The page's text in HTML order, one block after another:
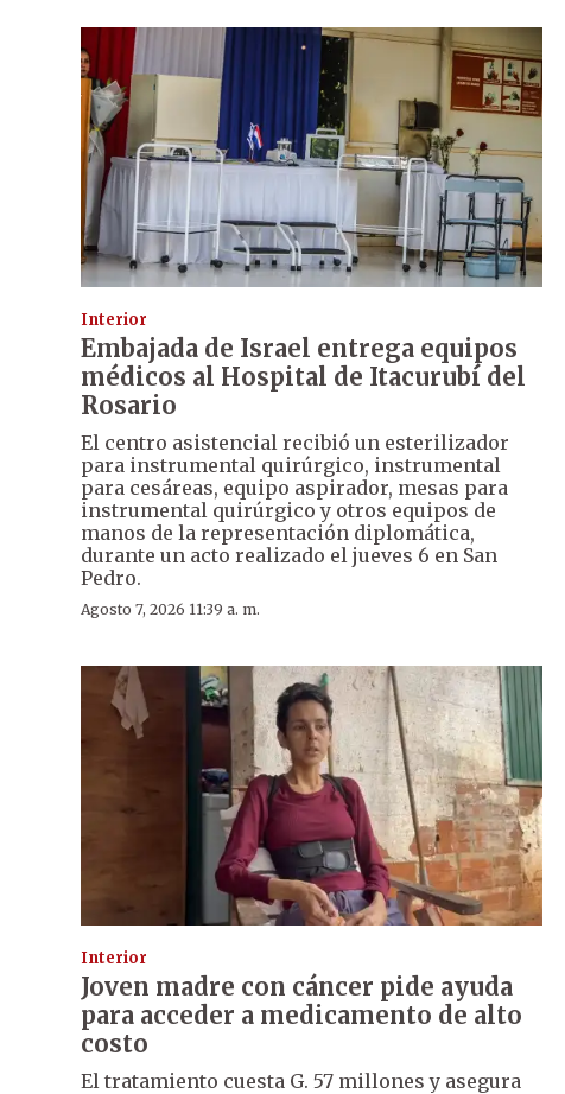
Interior
Embajada de Israel entrega equipos
médicos al Hospital de Itacurubí del
Rosario
El centro asistencial recibió un esterilizador
para instrumental quirúrgico, instrumental
para cesáreas, equipo aspirador, mesas para
instrumental quirúrgico y otros equipos de
manos de la representación diplomática,
durante un acto realizado el jueves 6 en San
Pedro.
Agosto 7, 2026 11:39 a. m.
Interior
Joven madre con cáncer pide ayuda
para acceder a medicamento de alto
costo
El tratamiento cuesta G. 57 millones y asegura